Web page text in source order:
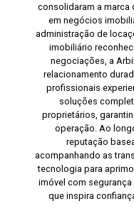
consolidaram a marca
em negócios
administração de
imobiliário
negociações, a
relacionamento
profissionais
soluções
proprietários,
operação. Ao
reputação
acompanhando as
tecnologia para
imóvel com
que inspira